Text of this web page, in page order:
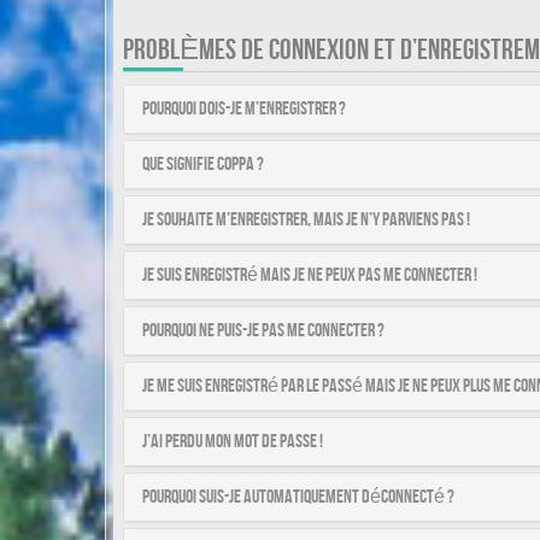
PROBLÈMES DE CONNEXION ET
Pourquoi dois-je m’enregistrer ?
Que signifie COPPA ?
Je souhaite m’enregistrer, mais je n’y parviens pas !
Je suis enregistré mais je ne peux pas me connecter !
Pourquoi ne puis-je pas me connecter ?
Je me suis enregistré par le passé mais je ne peux plus me
J’ai perdu mon mot de passe !
Pourquoi suis-je automatiquement déconnecté ?